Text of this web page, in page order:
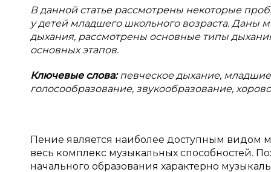
В данной статье рассмотрены некоторые
у детей младшего школьного возраста.
дыхания, рассмотрены основные типы
основных этапов.
Ключевые слова: певческое дыхание,
голосообразование, звукообразование,
Пение является наиболее доступным видом
весь комплекс музыкальных способностей.
начального образования характерно